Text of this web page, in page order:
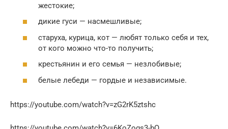
жестокие;
дикие гуси — насмешливые;
старуха, курица, кот — любят только себя и тех,
от кого можно что-то получить;
крестьянин и его семья — незлобивые;
белые лебеди — гордые и независимые.
https://youtube.com/watch?v=zG2rK5ztshc